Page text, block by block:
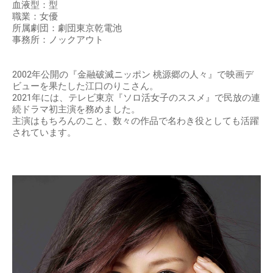
血液型：型
職業：女優
所属劇団：劇団東京乾電池
事務所：ノックアウト
2002年公開の『金融破滅ニッポン 桃源郷の人々』で映画デ
ビューを果たした江口のりこさん。
2021年には、テレビ東京『ソロ活女子のススメ』で民放の連
続ドラマ初主演を務めました。
主演はもちろんのこと、数々の作品で名わき役としても活躍
されています。